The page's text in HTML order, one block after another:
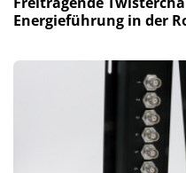
Energieführung in der